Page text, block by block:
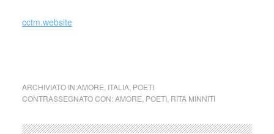
cctm.website
ARCHIVIATO IN:AMORE ITALIA, POETI
CONTRASSEGNATO CON:AMORE POETI, RITA MINNITI